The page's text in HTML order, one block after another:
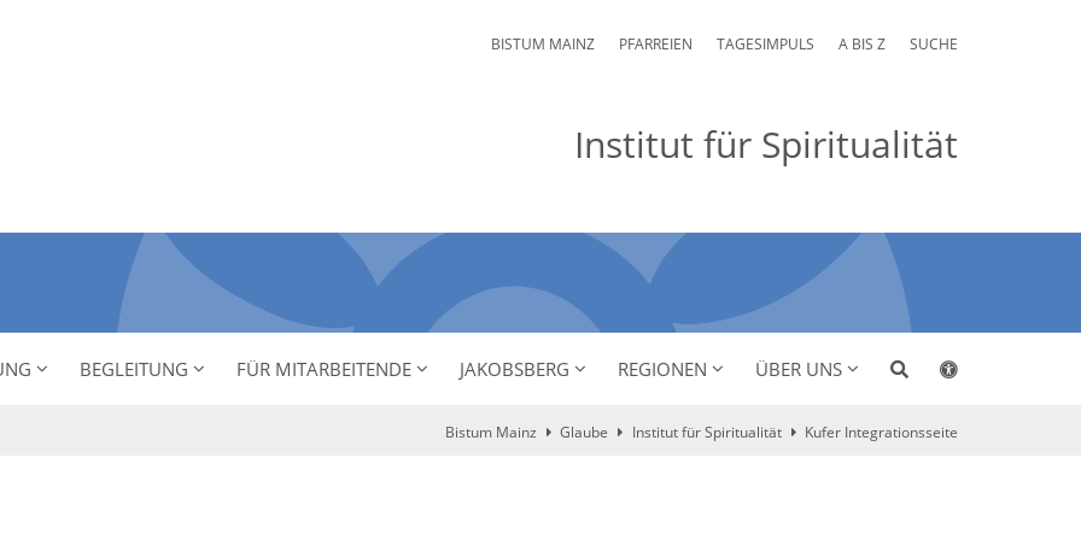
BISTUM MAINZ PFARREIEN TAGESIMPULS A BIS Z SUCHE
Institut für Spiritualität
BEGLEITUNG FÜR MITARBEITENDE JAKOBSBERG REGIONEN ÜBER UNS
Bistum Mainz Glaube Institut für Spiritualität Kufer Integrationsseite